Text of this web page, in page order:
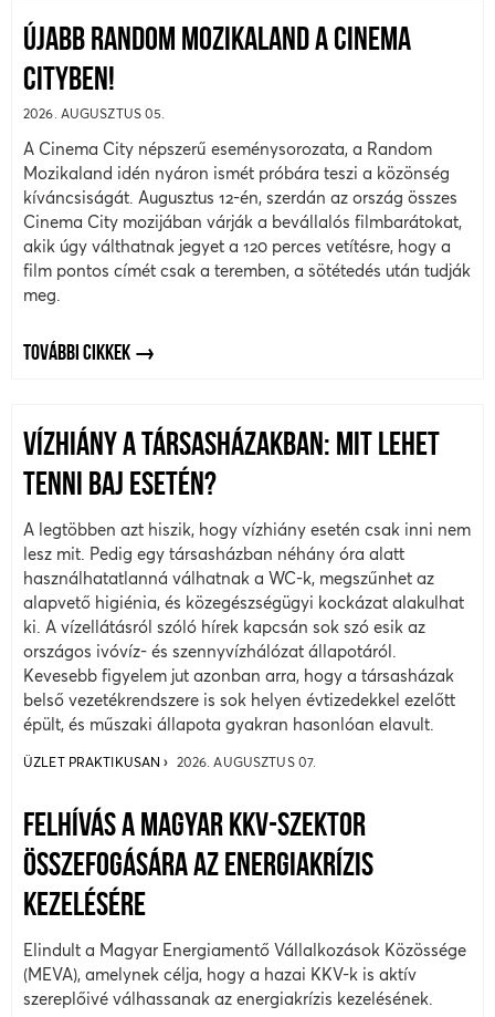
ÚJABB RANDOM MOZIKALAND A CINEMA
CITYBEN!
2026. AUGUSZTUS 05.
A Cinema City népszerű eseménysorozata, a Random
Mozikaland idén nyáron ismét próbára teszi a közönség
kíváncsiságát. Augusztus 12-én, szerdán az ország összes
Cinema City mozijában várják a bevállalós filmbarátokat,
akik úgy válthatnak jegyet a 120 perces vetítésre, hogy a
film pontos címét csak a teremben, a sötétedés után tudják
meg.
TOVÁBBI CIKKEK
VÍZHIÁNY A TÁRSASHÁZAKBAN: MIT LEHET
TENNI BAJ ESETÉN?
A legtöbben azt hiszik, hogy vízhiány esetén csak inni nem
lesz mit. Pedig egy társasházban néhány óra alatt
használhatatlanná válhatnak a WC-k, megszűnhet az
alapvető higiénia, és közegészségügyi kockázat alakulhat
ki. A vízellátásról szóló hírek kapcsán sok szó esik az
országos ivóvíz- és szennyvízhálózat állapotáról.
Kevesebb figyelem jut azonban arra, hogy a társasházak
belső vezetékrendszere is sok helyen évtizedekkel ezelőtt
épült, és műszaki állapota gyakran hasonlóan elavult.
ÜZLET PRAKTIKUSAN 2026. AUGUSZTUS 07.
FELHÍVÁS A MAGYAR KKV-SZEKTOR
ÖSSZEFOGÁSÁRA AZ ENERGIAKRÍZIS
KEZELÉSÉRE
Elindult a Magyar Energiamentő Vállalkozások Közössége
(MEVA), amelynek célja, hogy a hazai KKV-k is aktív
szereplőivé válhassanak az energiakrízis kezelésének.